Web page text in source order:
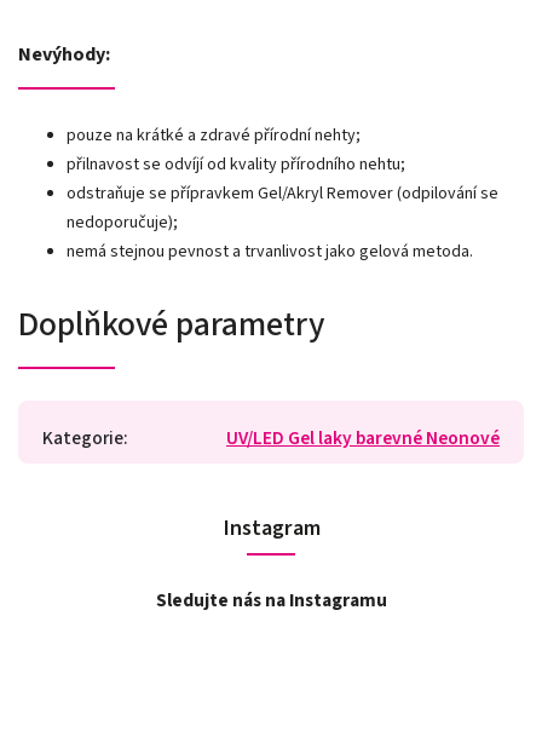
Nevýhody:
pouze na krátké a zdravé přírodní nehty;
přilnavost se odvíjí od kvality přírodního nehtu;
odstraňuje se přípravkem Gel/Akryl Remover (odpilování se
nedoporučuje);
nemá stejnou pevnost a trvanlivost jako gelová metoda.
Doplňkové parametry
Kategorie: UV/LED Gel laky barevné Neonové
Instagram
Sledujte nás na Instagramu